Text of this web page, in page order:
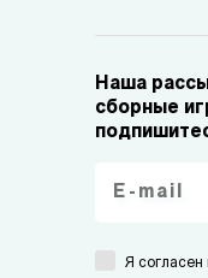
Наша
сборные
Я согласен